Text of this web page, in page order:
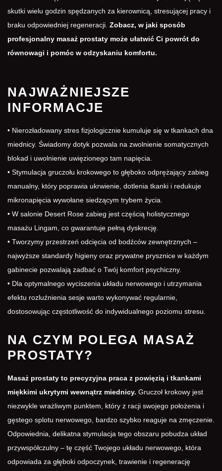
skutki wielu godzin spędzanych za kierownicą, stresującej pracy i
braku odpowiedniej regeneracji. Zobacz, w jaki sposób
profesjonalny masaż prostaty może ułatwić Ci powrót do
równowagi i pomóc w odzyskaniu komfortu.
NAJWAŻNIEJSZE
INFORMACJE
• Nierozładowany stres fizjologicznie kumuluje się w tkankach dna
miednicy. Świadomy dotyk pozwala na zwolnienie somatycznych
blokad i uwolnienie uwięzionego tam napięcia.
• Stymulacja gruczołu krokowego to głęboko odprężający zabieg
manualny, który poprawia ukrwienie, dotlenia tkanki i redukuje
mikronapięcia wywołane siedzącym trybem życia.
• W salonie Desert Rose zabieg jest częścią holistycznego
masażu Lingam , co gwarantuje pełną dyskrecję.
• Tworzymy przestrzeń odcięcia od bodźców zewnętrznych –
najwyższe standardy higieny oraz prywatne prysznice w każdym
gabinecie pozwalają zadbać o Twój komfort psychiczny.
• Dla optymalnego wyciszenia układu nerwowego i utrzymania
efektu rozluźnienia sesje warto wykonywać regularnie,
dostosowując częstotliwość do indywidualnego poziomu stresu.
NA CZYM POLEGA MASAŻ
PROSTATY?
Masaż prostaty to precyzyjna praca z powięzią i tkankami
miękkimi ukrytymi wewnątrz miednicy. Gruczoł krokowy jest
niezwykle wrażliwym punktem, który z racji swojego położenia i
gęstego splotu nerwowego, bardzo szybko reaguje na zmęczenie.
Odpowiednia, delikatna stymulacja tego obszaru pobudza układ
przywspółczulny – tę część Twojego układu nerwowego, która
odpowiada za głęboki odpoczynek, trawienie i regenerację